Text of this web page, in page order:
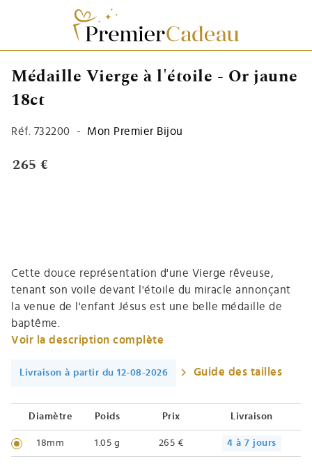
Médaille Vierge à l'étoile - Or jaune
18ct
Réf. 732200 - Mon Premier Bijou
265 €
Cette douce représentation d'une Vierge rêveuse,
tenant son voile devant l'étoile du miracle annonçant
la venue de l'enfant Jésus est une belle médaille de
baptême
Voir la description complète
Livraison à partir du 12-08-2026 Guide des tailles
Diamètre Poids Prix Livraison
18mm 1.05 g 265 € 4 à 7 jours